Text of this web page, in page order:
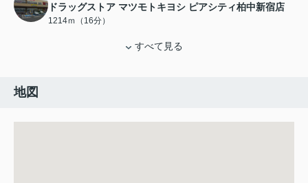
ドラッグストア マツモトキヨシ ピアシティ柏中新宿店
1214ｍ（16分）
すべて見る
地図